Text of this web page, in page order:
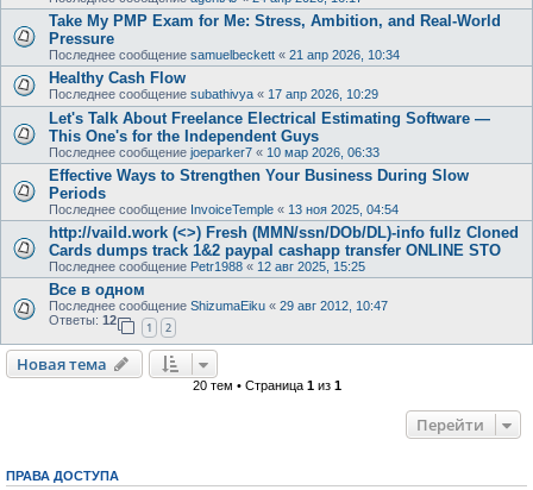
Take My PMP Exam for Me: Stress, Ambition, and Real-World
Pressure
Последнее сообщение samuelbeckett « 21 апр 2026, 10:34
Healthy Cash Flow
Последнее сообщение subathivya « 17 апр 2026, 10:29
Let's Talk About Freelance Electrical Estimating Software —
This One's for the Independent Guys
Последнее сообщение joeparker7 « 10 мар 2026, 06:33
Effective Ways to Strengthen Your Business During Slow
Periods
Последнее сообщение InvoiceTemple « 13 ноя 2025, 04:54
http://vaild.work (<>) Fresh (MMN/ssn/DOb/DL)-info fullz Cloned
Cards dumps track 1&2 paypal cashapp transfer ONLINE STO
Последнее сообщение Petr1988 « 12 авг 2025, 15:25
Все в одном
Последнее сообщение ShizumaEiku « 29 авг 2012, 10:47
Ответы: 12
1 2
Новая тема
20 тем • Страница 1из 1
Перейти
ПРАВА ДОСТУПА